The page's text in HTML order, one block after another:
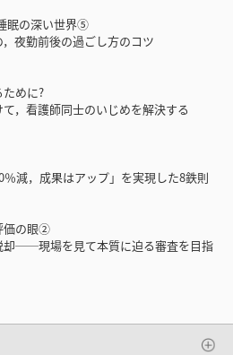
眠の深い世界⑤
夜勤前後の過ごし方のコツ
めに?
，看護師同士のいじめを解決する
減，成果はアップ」を実現した8鉄則
価の眼②
却──現場を見て本質に迫る審査を目指